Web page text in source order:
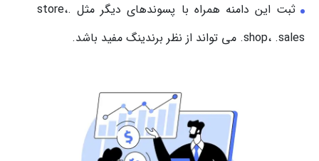
ثبت این دامنه همراه با پسوندهای دیگر مثل .store،
.shop، .sales می تواند از نظر برندینگ مفید باشد.